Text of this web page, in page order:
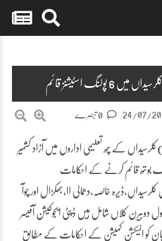
پولنگ اسٹیشنز قائم
24/07/
کے چھ تعلیمی اداروں میں آزاد کشمیر
بوتھ قائم کرنے کے احکامات
خالصہ،دھمالی اا،بھکڑال اور چوآ‍
دوبیرن کلاں شامل ہیں ڈپٹی ایجوکیشن آفیسر
کو الیکشن کمیشن کے احکامات کے مطابق